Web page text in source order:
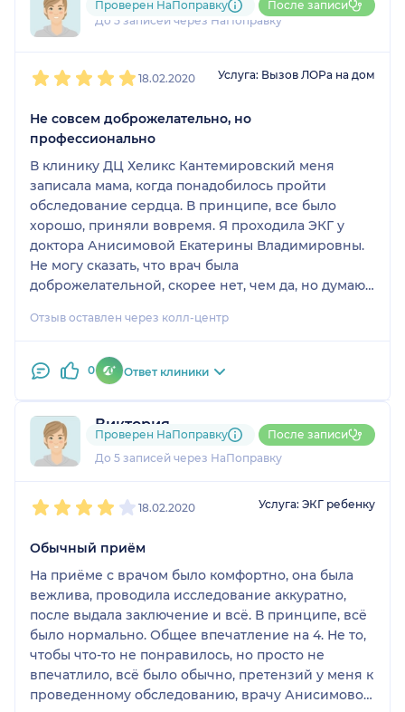
До 5 записей через НаПоправку
Проверен НаПоправку После записи
18.02.2020 Услуга: Вызов ЛОРа на дом
Не совсем доброжелательно, но
профессионально
В клинику ДЦ Хеликс Кантемировский меня
записала мама, когда понадобилось пройти
обследование сердца. В принципе, все было
хорошо, приняли вовремя. Я проходила ЭКГ у
доктора Анисимовой Екатерины Владимировны.
Не могу сказать, что врач была
доброжелательной, скорее нет, чем да, но думаю,
уже конец рабочего дня, все устали - и я, и
придавать большого значения. Какие-то вопросы
все же обсудила с доктором и, на мой взгляд,
поэтому осталась довольна и даже благодарна,
несмотря на некоторые негативные нюансы
самого приема.
Отзыв оставлен через колл-центр
0 Ответ клиники
Виктория
5 отзывов
До 5 записей через НаПоправку
Проверен НаПоправку После записи
18.02.2020 Услуга: ЭКГ ребенку
Обычный приём
На приёме с врачом было комфортно, она была
вежлива, проводила исследование аккуратно,
после выдала заключение и всё. В принципе, всё
было нормально. Общее впечатление на 4. Не то,
чтобы что-то не понравилось, но просто не
впечатлило, всё было обычно, претензий у меня к
проведенному обследованию, врачу Анисимовой